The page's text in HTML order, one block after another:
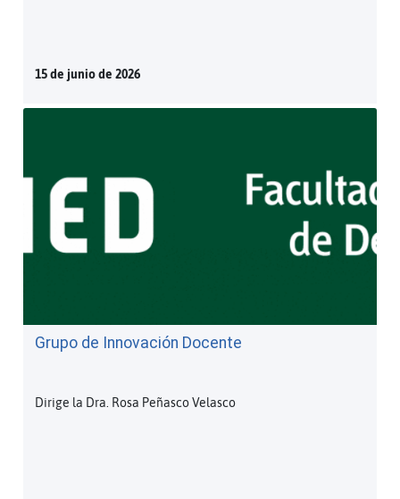
15 de junio de 2026
Grupo de Innovación Docente
Dirige la Dra. Rosa Peñasco Velasco